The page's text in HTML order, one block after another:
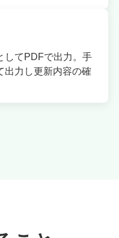
してPDFで出力。手
出力し更新内容の確